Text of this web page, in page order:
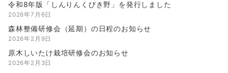
令和8年版「しんりんくびき野」を発行しました
2026年7月6日
森林整備研修会（延期）の日程のお知らせ
2026年2月9日
原木しいたけ栽培研修会のお知らせ
2026年2月3日